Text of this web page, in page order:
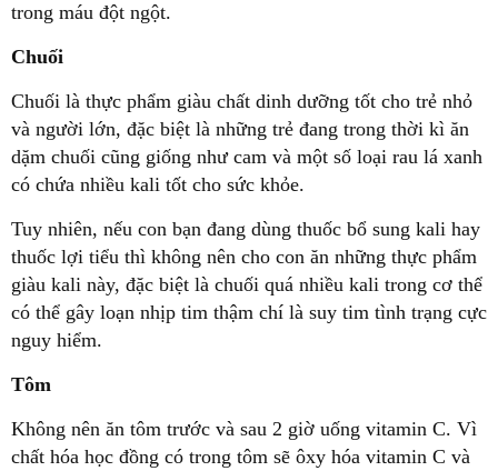
trong máu đột ngột.
Chuối
Chuối là thực phẩm giàu chất dinh dưỡng tốt cho trẻ nhỏ
và người lớn, đặc biệt là những trẻ đang trong thời kì ăn
dặm chuối cũng giống như cam và một số loại rau lá xanh
có chứa nhiều kali tốt cho sức khỏe.
Tuy nhiên, nếu con bạn đang dùng thuốc bổ sung kali hay
thuốc lợi tiểu thì không nên cho con ăn những thực phẩm
giàu kali này, đặc biệt là chuối quá nhiều kali trong cơ thể
có thể gây loạn nhịp tim thậm chí là suy tim tình trạng cực
nguy hiểm.
Tôm
Không nên ăn tôm trước và sau 2 giờ uống vitamin C. Vì
chất hóa học đồng có trong tôm sẽ ôxy hóa vitamin C và